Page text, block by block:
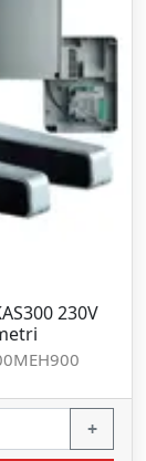
230V
+